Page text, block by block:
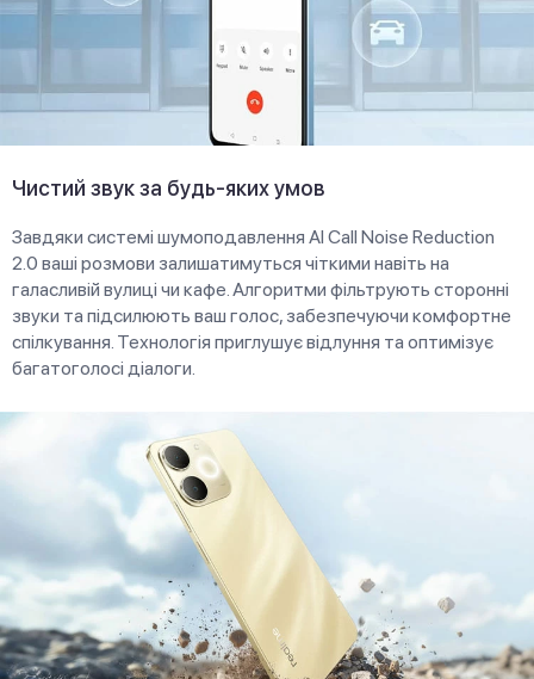
Чистий звук за будь-яких умов
Завдяки системі шумоподавлення AI Call Noise Reduction
2.0 ваші розмови залишатимуться чіткими навіть на
галасливій вулиці чи кафе. Алгоритми фільтрують сторонні
звуки та підсилюють ваш голос, забезпечуючи комфортне
спілкування. Технологія приглушує відлуння та оптимізує
багатоголосі діалоги.